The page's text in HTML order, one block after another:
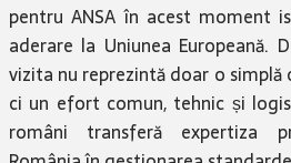
pentru ANSA în acest moment
aderare la Uniunea Europeană.
vizita nu reprezintă doar o
ci un efort comun, tehnic și
români transferă expertiza